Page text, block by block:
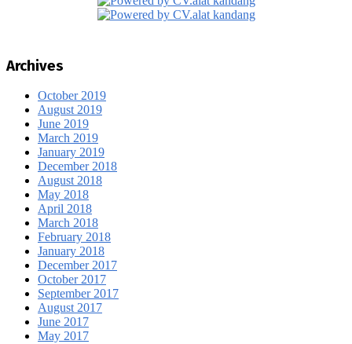
Archives
October 2019
August 2019
June 2019
March 2019
January 2019
December 2018
August 2018
May 2018
April 2018
March 2018
February 2018
January 2018
December 2017
October 2017
September 2017
August 2017
June 2017
May 2017